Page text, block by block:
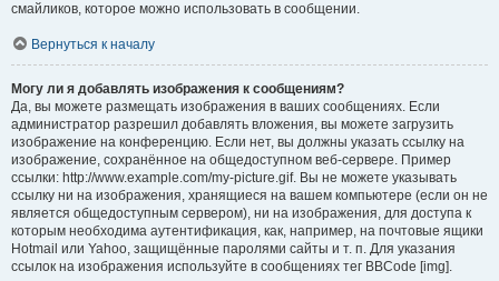
смайликов, которое можно использовать в сообщении.
Вернуться к началу
Могу ли я добавлять изображения к сообщениям?
Да, вы можете размещать изображения в ваших сообщениях. Если
администратор разрешил добавлять вложения, вы можете загрузить
изображение на конференцию. Если нет, вы должны указать ссылку на
изображение, сохранённое на общедоступном веб-сервере. Пример
ссылки: http://www.example.com/my-picture.gif. Вы не можете указывать
ссылку ни на изображения, хранящиеся на вашем компьютере (если он не
является общедоступным сервером), ни на изображения, для доступа к
которым необходима аутентификация, как, например, на почтовые ящики
Hotmail или Yahoo, защищённые паролями сайты и т. п. Для указания
ссылок на изображения используйте в сообщениях тег BBCode [img].